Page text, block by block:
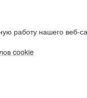
работу нашего веб-
cookie